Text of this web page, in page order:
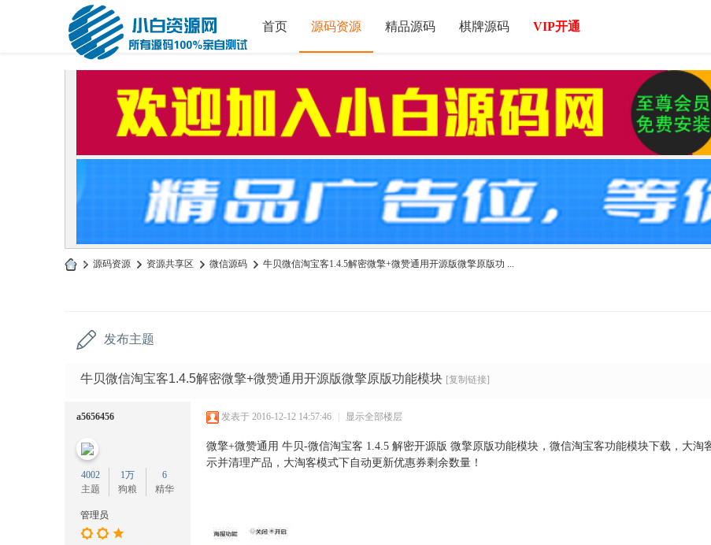
首页 源码资源 精品源码 棋牌源码 VIP开通
» 源码资源 › 资源共享区 › 微信源码 › 牛贝微信淘宝客1.4.5解密微擎+微赞通用开源版微擎原版功 ...
发布主题
牛贝微信淘宝客1.4.5解密微擎+微赞通用开源版微擎原版功能模块 [复制链接]
a5656456
4002
主题
1万
狗粮
6
精华
管理员
发表于 2016-12-12 14:57:46 | 显示全部楼层
微擎+微赞通用 牛贝-微信淘宝客 1.4.5 解密开源版 微擎原版功能模块，微信淘宝客功能模块下载，大
示并清理产品，大淘客模式下自动更新优惠券剩余数量！